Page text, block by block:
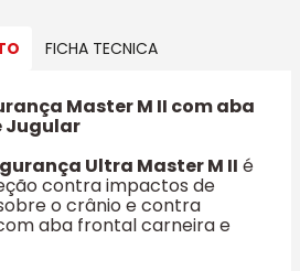
FICHA TECNICA
Master M II com aba
Jugular
Ultra Master M II é
contra impactos de
o crânio e contra
aba frontal carneira e